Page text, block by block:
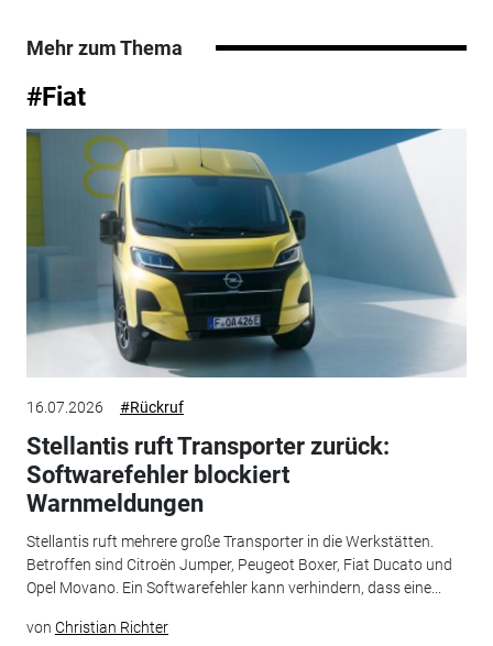
Mehr zum Thema
#Fiat
16.07.2026 #Rückruf
Stellantis ruft Transporter zurück:
Softwarefehler blockiert
Warnmeldungen
Stellantis ruft mehrere große Transporter in die Werkstätten.
Betroffen sind Citroën Jumper, Peugeot Boxer, Fiat Ducato und
Opel Movano. Ein Softwarefehler kann verhindern, dass eine...
von Christian Richter